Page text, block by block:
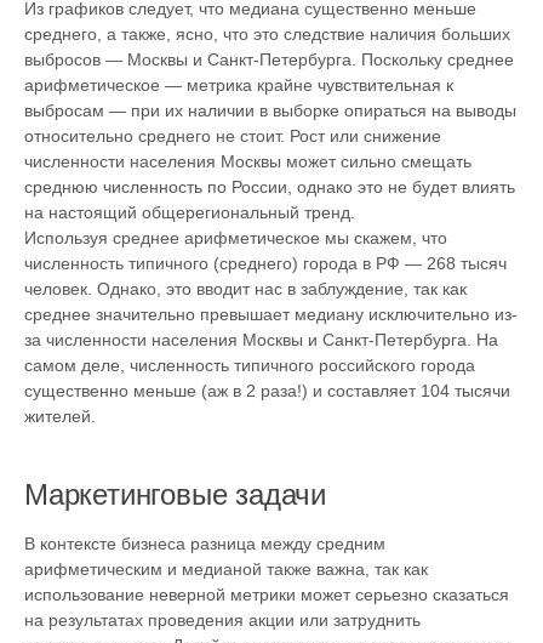
Из графиков следует, что медиана существенно меньше
среднего, а также, ясно, что это следствие наличия больших
выбросов — Москвы и Санкт-Петербурга. Поскольку среднее
арифметическое — метрика крайне чувствительная к
выбросам — при их наличии в выборке опираться на выводы
относительно среднего не стоит. Рост или снижение
численности населения Москвы может сильно смещать
среднюю численность по России, однако это не будет влиять
на настоящий общерегиональный тренд.
Используя среднее арифметическое мы скажем, что
численность типичного (среднего) города в РФ — 268 тысяч
человек. Однако, это вводит нас в заблуждение, так как
среднее значительно превышает медиану исключительно из-
за численности населения Москвы и Санкт-Петербурга. На
самом деле, численность типичного российского города
существенно меньше (аж в 2 раза!) и составляет 104 тысячи
жителей.
Маркетинговые задачи
В контексте бизнеса разница между средним
арифметическим и медианой также важна, так как
использование неверной метрики может серьезно сказаться
на результатах проведения акции или затруднить